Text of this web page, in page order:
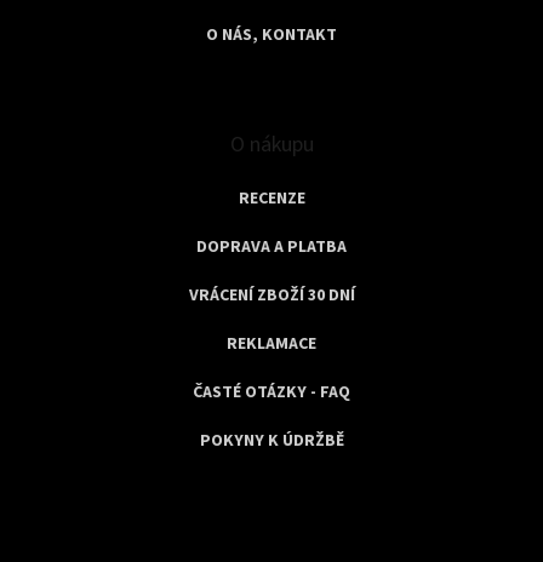
O NÁS, KONTAKT
O nákupu
RECENZE
DOPRAVA A PLATBA
VRÁCENÍ ZBOŽÍ 30 DNÍ
REKLAMACE
ČASTÉ OTÁZKY - FAQ
POKYNY K ÚDRŽBĚ